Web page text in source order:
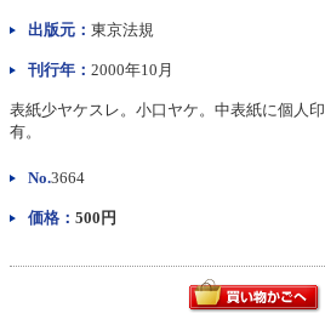
出版元： 東京法規
刊行年： 2000年10月
表紙少ヤケスレ。小口ヤケ。中表紙に個人印
有。
No.3664
価格： 500円